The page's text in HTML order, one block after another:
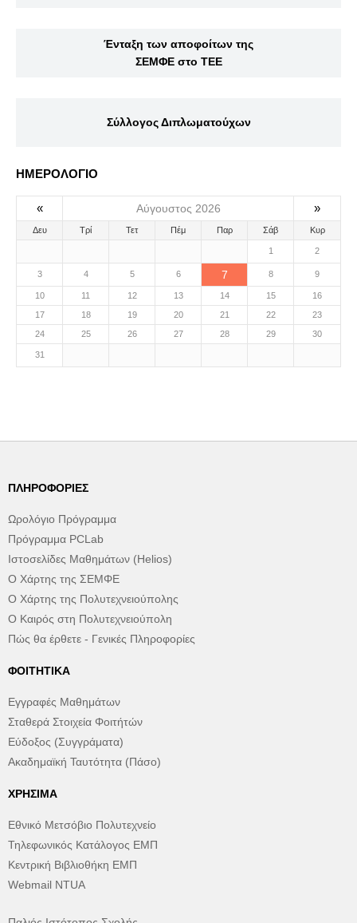
Ένταξη των αποφοίτων της
ΣΕΜΦΕ στο ΤΕΕ
Σύλλογος Διπλωματούχων
ΗΜΕΡΟΛΟΓΙΟ
« Αύγουστος 2026 »
Δευ Τρί Τετ Πέμ Παρ Σάβ Κυρ
1 2
3 4 5 6 7 8 9
10 11 12 13 14 15
16
17
18 19 20 21 22
23
24
25 26 27 28 29 30
31
ΠΛΗΡΟΦΟΡΊΕΣ
Ωρολόγιο Πρόγραμμα
Πρόγραμμα PCLab
Ιστοσελίδες Μαθημάτων (Helios)
Ο Χάρτης της ΣΕΜΦΕ
Ο Χάρτης της Πολυτεχνειούπολης
Ο Καιρός στη Πολυτεχνειούπολη
Πώς θα έρθετε - Γενικές Πληροφορίες
ΦΟΙΤΗΤΙΚΆ
Εγγραφές Μαθημάτων
Σταθερά Στοιχεία Φοιτήτών
Εύδοξος (Συγγράματα)
Ακαδημαϊκή Ταυτότητα (Πάσο)
ΧΡΉΣΙΜΑ
Εθνικό Μετσόβιο Πολυτεχνείο
Τηλεφωνικός Κατάλογος ΕΜΠ
Κεντρική Βιβλιοθήκη ΕΜΠ
Webmail NTUA